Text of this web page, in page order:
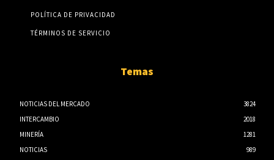
POLÍTICA DE PRIVACIDAD
TÉRMINOS DE SERVICIO
Temas
NOTICIAS DEL MERCADO
3824
INTERCAMBIO
2018
MINERÍA
1281
NOTICIAS
989